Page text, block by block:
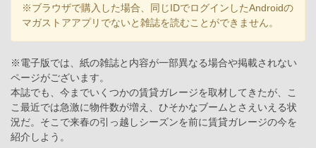
※ブラウザで購入した場合、同じIDでログインしたAndroidの
マガストアアプリでないと雑誌を読むことができません。
※電子版では、紙の雑誌と内容が一部異なる場合や掲載されない
ページがございます。
本誌でも、今までいくつかの賃貸ガレージを取材してきたが、こ
こ最近では急激に物件数が増え、ひそかなブームとさえいえる状
況だ。そこで来春の引っ越しシーズンを前に賃貸ガレージの今を
紹介しよう。